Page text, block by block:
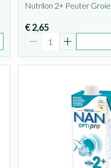
Nutrilon 2+ Peuter
€ 2,65